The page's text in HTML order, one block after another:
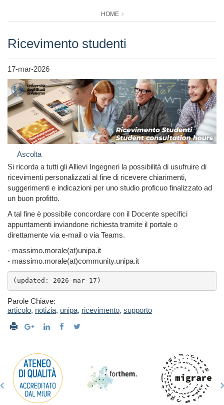
HOME
Ricevimento studenti
17-mar-2026
Ascolta
Si ricorda a tutti gli Allievi Ingegneri la possibilità di usufruire di
ricevimenti personalizzati al fine di ricevere chiarimenti,
suggerimenti e indicazioni per uno studio proficuo finalizzato ad
un buon profitto.
A tal fine è possibile concordare con il Docente specifici
appuntamenti inviandone richiesta tramite il portale o
direttamente via e-mail o via Teams.
- massimo.morale(at)unipa.it
- massimo.morale(at)community.unipa.it
(updated: 2026-mar-17)
Parole Chiave:
articolo, notizia, unipa, ricevimento, supporto